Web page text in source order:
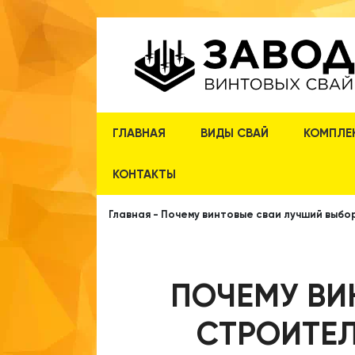
ГЛАВНАЯ ВИДЫ СВАЙ
КОНТАКТЫ
Главная - Почему винтовые сваи лучший
ПОЧЕМУ